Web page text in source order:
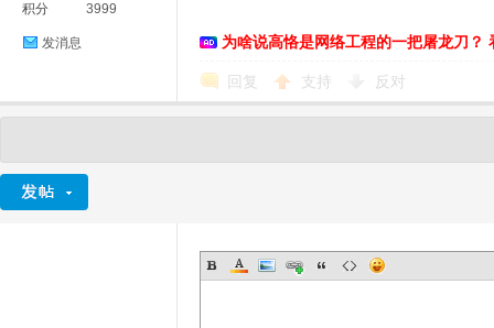
积分 3999
发消息 为啥说高恪是网络工程的一把屠龙刀？
回复 支持 反对